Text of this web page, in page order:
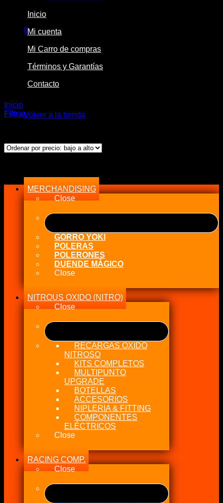
0
Volver a la tienda
Inicio
Mi cuenta
Mi Carro de compras
Términos y Garantías
Contacto
Inicio
Filtrar
precio:
MERCHANDISING
Close
GORRO YOKI
POLERAS
POLERONES
DUENDE MÁGICO
Close
NITROUS OXIDO (NITRO)
Close
RECARGAS OXIDO
NITROSO
KITS COMPLETOS
MULTIPUNTO
UPGRADE
BOTELLAS
ACCESORIOS
NIPLERIA & FITTING
COMPONENTES
ELÉCTRICOS
Close
RACING COMP.
Close